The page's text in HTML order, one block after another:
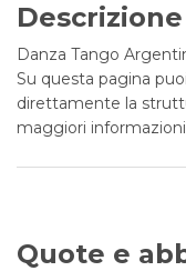
Descrizione
Danza Tango
Su questa pagina
direttamente la
maggiori
Quote e